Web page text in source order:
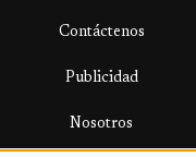
Contáctenos
Publicidad
Nosotros